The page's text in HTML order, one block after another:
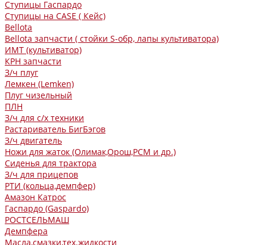
Ступицы Гаспардо
Ступицы на CASE ( Кейс)
Bellota
Bellota запчасти ( стойки S-обр, лапы культиватора)
ИМТ (культиватор)
КРН запчасти
З/ч плуг
Лемкен (Lemken)
Плуг чизельный
ПЛН
З/ч для с/х техники
Растариватель БигБэгов
З/ч двигатель
Ножи для жаток (Олимак,Орош,РСМ и др.)
Сиденья для трактора
З/ч для прицепов
РТИ (кольца,демпфер)
Амазон Катрос
Гаспардо (Gaspardo)
РОСТСЕЛЬМАШ
Демпфера
Масла,смазки,тех.жидкости